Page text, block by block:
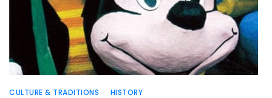
CULTURE & TRADITIONS HISTORY